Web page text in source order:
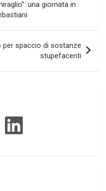
una giornata in
spaccio di sostanze
stupefacenti
LinkedIn